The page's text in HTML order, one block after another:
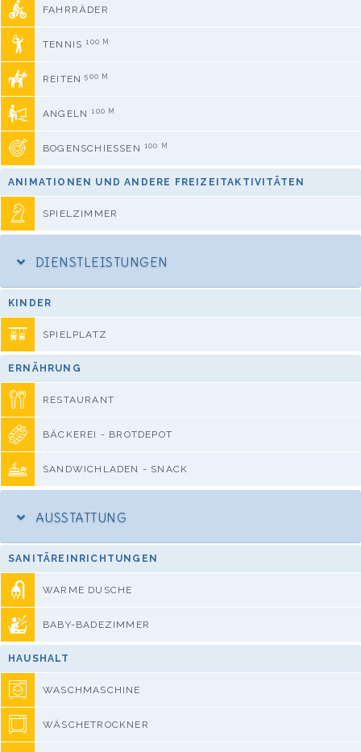
FAHRRÄDER
TENNIS 100 M
REITEN500 M
ANGELN 100 M
BOGENSCHIESSEN 100 M
ANIMATIONEN UND ANDERE FREIZEITAKTIVITÄTEN
SPIELZIMMER
DIENSTLEISTUNGEN
KINDER
SPIELPLATZ
ERNÄHRUNG
RESTAURANT
BÄCKEREI - BROTDEPOT
SANDWICHLADEN - SNACK
AUSSTATTUNG
SANITÄREINRICHTUNGEN
WARME DUSCHE
BABY-BADEZIMMER
HAUSHALT
WASCHMASCHINE
WÄSCHETROCKNER